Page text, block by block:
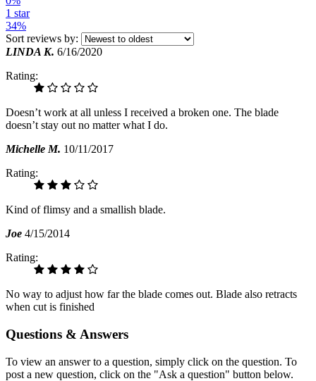
1 star
34%
Sort reviews by:
LINDA K. 6/16/2020
Rating:
Doesn’t work at all unless I received a broken one. The blade
doesn’t stay out no matter what I do.
Michelle M. 10/11/2017
Rating:
Kind of flimsy and a smallish blade.
Joe 4/15/2014
Rating:
No way to adjust how far the blade comes out. Blade also retracts
when cut is finished
Questions & Answers
To view an answer to a question, simply click on the question. To
post a new question, click on the "Ask a question" button below.